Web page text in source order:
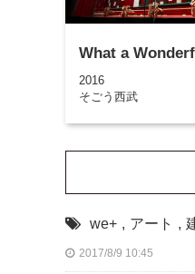
What a
2016
そごう西武
we+ , アート ,
2017/8/9 10:45